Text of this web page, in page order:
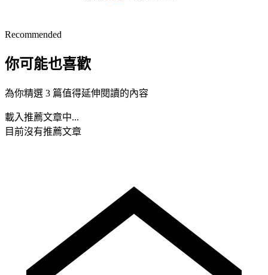
Recommended
你可能也喜歡
為你精選 3 篇值得延伸閱讀的內容
載入推薦文章中...
目前沒有推薦文章